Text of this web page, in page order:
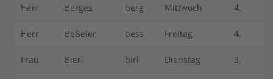
Herr Berges berg Mittwoch 4.
Herr Beßeler bess Freitag 4.
Frau Bierl birl Dienstag 3.